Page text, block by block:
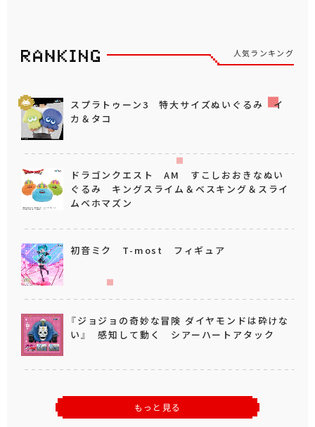
人気ランキング
スプラトゥーン3 特大サイズぬいぐるみ イ
カ＆タコ
ドラゴンクエスト AM すこしおおきなぬい
ぐるみ キングスライム＆ベスキング＆スライ
ムベホマズン
初音ミク T-most フィギュア
『ジョジョの奇妙な冒険 ダイヤモンドは砕けな
い』 感知して動く シアーハートアタック
もっと見る